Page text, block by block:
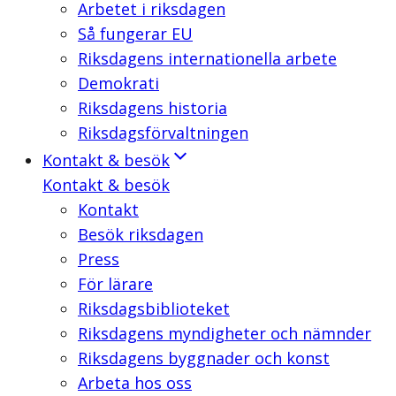
Arbetet i riksdagen
Så fungerar EU
Riksdagens internationella arbete
Demokrati
Riksdagens historia
Riksdagsförvaltningen
Kontakt & besök
Kontakt & besök
Kontakt
Besök riksdagen
Press
För lärare
Riksdagsbiblioteket
Riksdagens myndigheter och nämnder
Riksdagens byggnader och konst
Arbeta hos oss